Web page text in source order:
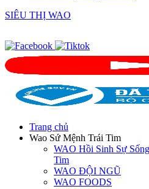
SIÊU THỊ WAO
Trang chủ
Wao Sứ Mệnh Trái Tim
WAO Hồi Sinh Sự
Tim
WAO ĐỘI NGŨ
WAO FOODS